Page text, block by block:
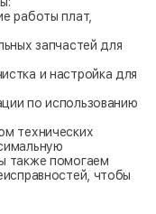
работы плат,
запчастей для
и настройка для
по использованию
технических
также помогаем
чтобы